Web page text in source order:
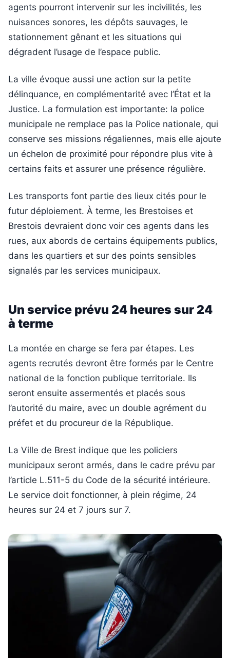
agents pourront intervenir sur les incivilités, les
nuisances sonores, les dépôts sauvages, le
stationnement gênant et les situations qui
dégradent l’usage de l’espace public.
La ville évoque aussi une action sur la petite
délinquance, en complémentarité avec l’État et la
Justice. La formulation est importante: la police
municipale ne remplace pas la Police nationale, qui
conserve ses missions régaliennes, mais elle ajoute
un échelon de proximité pour répondre plus vite à
certains faits et assurer une présence régulière.
Les transports font partie des lieux cités pour le
futur déploiement. À terme, les Brestoises et
Brestois devraient donc voir ces agents dans les
rues, aux abords de certains équipements publics,
dans les quartiers et sur des points sensibles
signalés par les services municipaux.
Un service prévu 24 heures sur 24
à terme
La montée en charge se fera par étapes. Les
agents recrutés devront être formés par le Centre
national de la fonction publique territoriale. Ils
seront ensuite assermentés et placés sous
l’autorité du maire, avec un double agrément du
préfet et du procureur de la République.
La Ville de Brest indique que les policiers
municipaux seront armés, dans le cadre prévu par
l’article L.511-5 du Code de la sécurité intérieure.
Le service doit fonctionner, à plein régime, 24
heures sur 24 et 7 jours sur 7.